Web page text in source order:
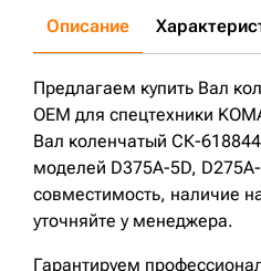
Описание
Предлагаем купить Вал
OEM для спецтехники
Вал коленчатый СК-
моделей D375A-5D,
совместимость, наличие
уточняйте у менеджера.
Гарантируем